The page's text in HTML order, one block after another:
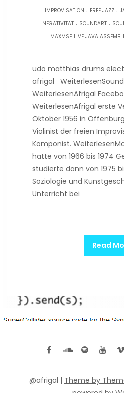
IMPROVISATION . FREE JAZZ.
NEGATIVITÄT. SOUNDART.
MAXMSP LIVE JAVA
udo matthias drums
afrigal
WeiterlesenAfrigal
WeiterlesenAfrigal erste
Oktober 1956 in
Violinist der freien
Komponist.
hatte von 1966 bis 1974
studierte dann von 1975
Soziologie und
Unterricht bei
Read
@afrigal | Theme by